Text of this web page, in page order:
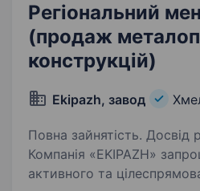
Регіональний
(продаж
конструкцій)
Ekipazh, завод
Повна зайнятість. Досвід
Компанія «EKIPAZH»
активного та